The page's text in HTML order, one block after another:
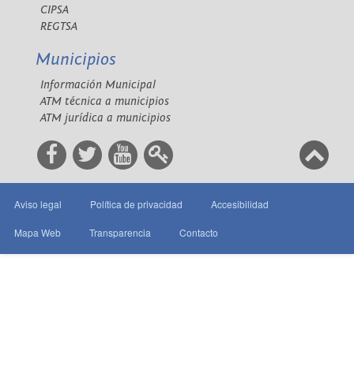
CIPSA
REGTSA
Municipios
Información Municipal
ATM técnica a municipios
ATM jurídica a municipios
Aviso legal Política de privacidad Accesibilidad
Mapa Web Transparencia Contacto